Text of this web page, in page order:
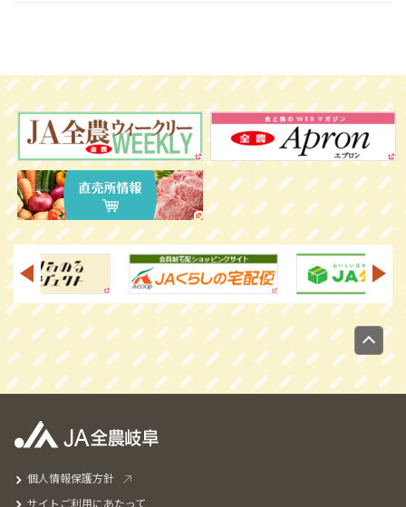
個人情報保護方針
サイトご利用にあたって